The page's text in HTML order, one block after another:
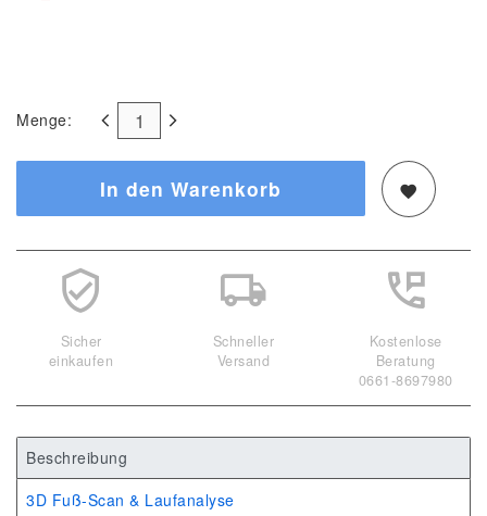
Menge:
In den Warenkorb
Sicher
einkaufen
Schneller
Versand
Kostenlose
Beratung
0661-8697980
Beschreibung
3D Fuß-Scan & Laufanalyse